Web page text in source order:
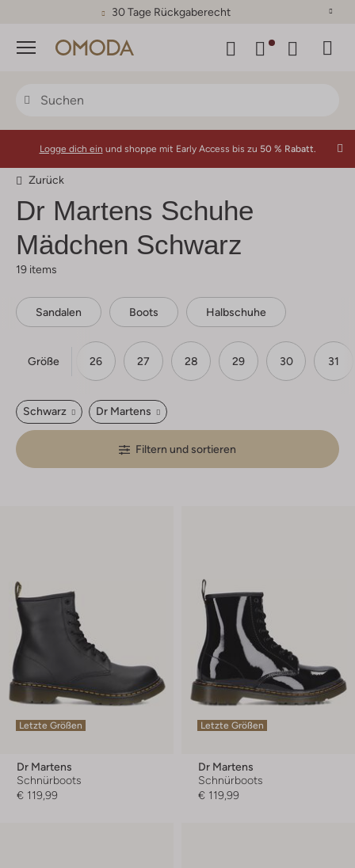
30 Tage Rückgaberecht
Menü
Logge dich ein und shoppe mit Early Access bis zu 50 % Rabatt.
Zurück
Dr Martens Schuhe
Mädchen Schwarz
19 items
Sandalen Boots Halbschuhe
Größe
25 26 27 28 29 30 31
Schwarz Dr Martens
Filtern und sortieren
Letzte Größen
Dr Martens
Schnürboots
€ 119,99
Letzte Größen
Dr Martens
Schnürboots
€ 119,99